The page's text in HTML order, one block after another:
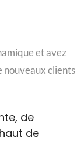
et avez
nouveaux clients
de
de